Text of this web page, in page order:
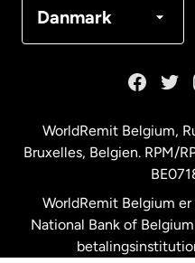
Danmark
Malaysia
New Zealand
WorldRemit Belgium,
Bruxelles, Belgien. RPM/
WorldRemit Belgium
National Bank of